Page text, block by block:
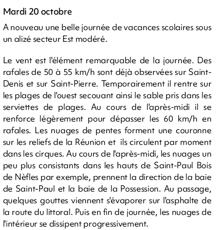
Mardi 20 octobre
A nouveau une belle journée de vacances scolaires sous
un alizé secteur Est modéré.
Le vent est l'élément remarquable de la journée. Des
rafales de 50 à 55 km/h sont déjà observées sur Saint-
Denis et sur Saint-Pierre. Temporairement il rentre sur
les plages de l'ouest secouant ainsi le sable pris dans les
serviettes de plages. Au cours de l'après-midi il se
renforce légèrement pour dépasser les 60 km/h en
rafales. Les nuages de pentes forment une couronne
sur les reliefs de la Réunion et ils circulent par moment
dans les cirques. Au cours de l'après-midi, les nuages un
peu plus consistants dans les hauts de Saint-Paul Bois
de Nèfles par exemple, prennent la direction de la baie
de Saint-Paul et la baie de la Possession. Au passage,
quelques gouttes viennent s'évaporer sur l'asphalte de
la route du littoral. Puis en fin de journée, les nuages de
l'intérieur se dissipent progressivement.